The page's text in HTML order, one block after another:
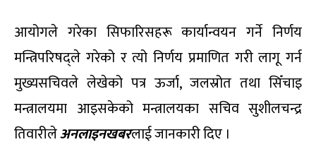
आयोगले गरेका सिफारिसहरू कार्यान्वयन गर्ने निर्णय
मन्त्रिपरिषद्ले गरेको र त्यो निर्णय प्रमाणित गरी लागू गर्न
मुख्यसचिवले लेखेको पत्र ऊर्जा, जलस्रोत तथा सिँचाइ
मन्त्रालयमा आइसकेको मन्त्रालयका सचिव सुशीलचन्द्र
तिवारीलेअनलाइनखबरलाई जानकारी दिए ।